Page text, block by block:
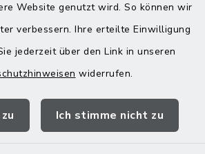
Website genutzt wird. So können wir
verbessern. Ihre erteilte Einwilligung
jederzeit über den Link in unseren
widerrufen.
Ich stimme nicht zu